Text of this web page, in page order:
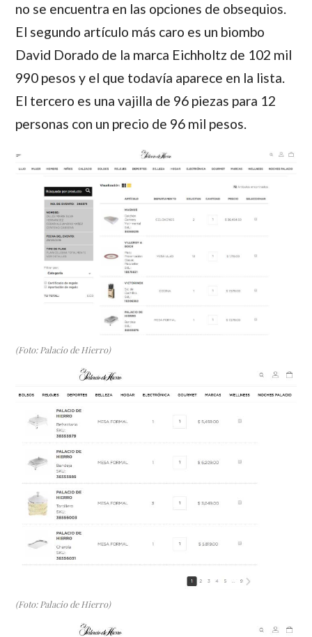
no se encuentra en las opciones de obsequios.
El segundo artículo más caro es un biombo
David Dorado de la marca Eichholtz de 102 mil
990 pesos y el que todavía aparece en la lista.
El tercero es una vajilla de 96 piezas para 12
personas con un precio de 96 mil pesos.
(Foto: Palacio de Hierro)
(Foto: Palacio de Hierro)